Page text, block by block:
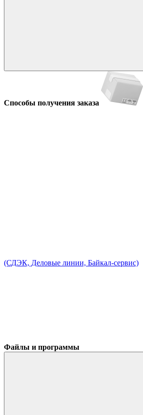
Способы получения заказа
(СДЭК, Деловые линии, Байкал-сервис)
Файлы и программы